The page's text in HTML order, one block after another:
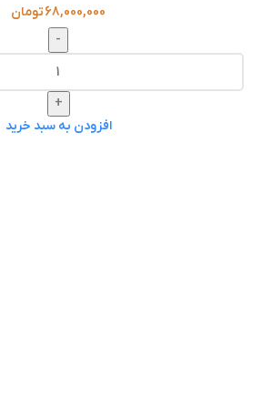
68,000,000تومان
-
+
افزودن به سبد خرید